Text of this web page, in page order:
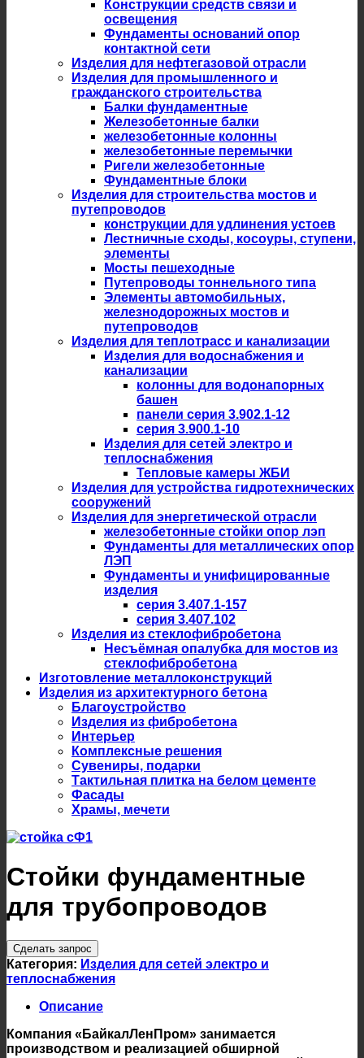
Конструкции средств связи и
освещения
Фундаменты оснований опор
контактной сети
Изделия для нефтегазовой отрасли
Изделия для промышленного и
гражданского строительства
Балки фундаментные
Железобетонные балки
железобетонные колонны
железобетонные перемычки
Ригели железобетонные
Фундаментные блоки
Изделия для строительства мостов и
путепроводов
конструкции для удлинения устоев
Лестничные сходы, косоуры, ступени,
элементы
Мосты пешеходные
Путепроводы тоннельного типа
Элементы автомобильных,
железнодорожных мостов и
путепроводов
Изделия для теплотрасс и канализации
Изделия для водоснабжения и
канализации
колонны для водонапорных
башен
панели серия 3.902.1-12
серия 3.900.1-10
Изделия для сетей электро и
теплоснабжения
Тепловые камеры ЖБИ
Изделия для устройства гидротехнических
сооружений
Изделия для энергетической отрасли
железобетонные стойки опор лэп
Фундаменты для металлических опор
ЛЭП
Фундаменты и унифицированные
изделия
серия 3.407.1-157
серия 3.407.102
Изделия из стеклофибробетона
Несъёмная опалубка для мостов из
стеклофибробетона
Изготовление металлоконструкций
Изделия из архитектурного бетона
Благоустройство
Изделия из фибробетона
Интерьер
Комплексные решения
Сувениры, подарки
Тактильная плитка на белом цементе
Фасады
Храмы, мечети
Стойки фундаментные
для трубопроводов
Сделать запрос
Категория: Изделия для сетей электро и
теплоснабжения
Описание
Компания «БайкалЛенПром» занимается
производством и реализацией обширной